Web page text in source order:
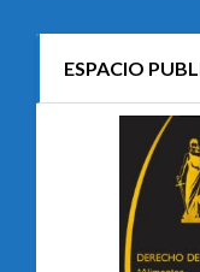
ESPACIO